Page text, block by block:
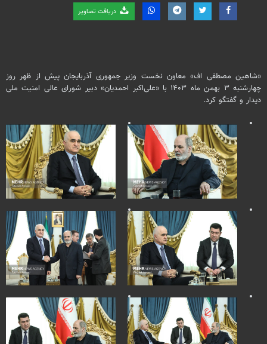
دریافت تصاویر
«شاهین مصطفی اف» معاون نخست وزیر جمهوری آذربایجان پیش از ظهر روز
چهارشنبه ۳ بهمن ماه ۱۴۰۳ با «علی‌اکبر احمدیان» دبیر شورای عالی امنیت ملی
دیدار و گفتگو کرد.